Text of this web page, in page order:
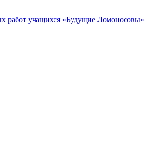
работ учащихся «Будущие Ломоносовы»